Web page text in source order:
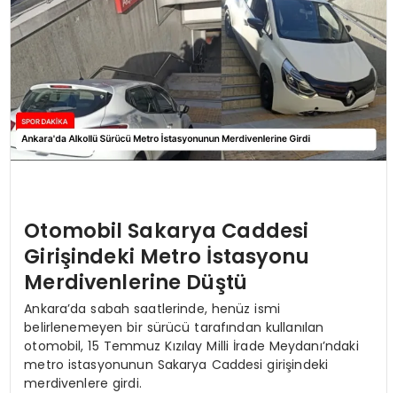
Otomobil Sakarya Caddesi
Girişindeki Metro İstasyonu
Merdivenlerine Düştü
Ankara’da sabah saatlerinde, henüz ismi
belirlenemeyen bir sürücü tarafından kullanılan
otomobil, 15 Temmuz Kızılay Milli İrade Meydanı’ndaki
metro istasyonunun Sakarya Caddesi girişindeki
merdivenlere girdi.